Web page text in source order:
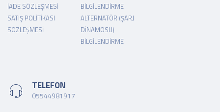
İADE SÖZLEŞMESI
SATIŞ POLITIKASI
SÖZLEŞMESI
BILGILENDIRME
ALTERNATÖR (ŞARJ
DINAMOSU)
BILGILENDIRME
TELEFON
05544981917